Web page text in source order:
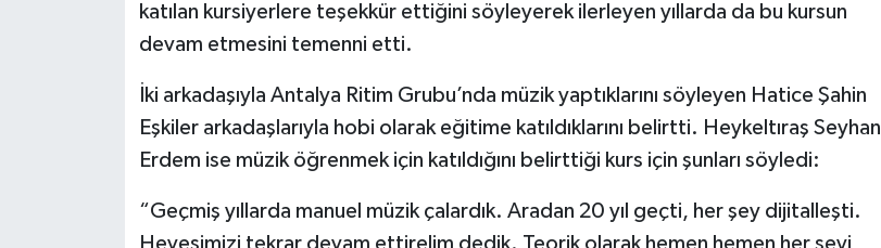
katılan kursiyerlere teşekkür ettiğini söyleyerek ilerleyen yıllarda da bu kursun
devam etmesini temenni etti.
İki arkadaşıyla Antalya Ritim Grubu’nda müzik yaptıklarını söyleyen Hatice Şahin
Eşkiler arkadaşlarıyla hobi olarak eğitime katıldıklarını belirtti. Heykeltıraş Seyhan
Erdem ise müzik öğrenmek için katıldığını belirttiği kurs için şunları söyledi:
“Geçmiş yıllarda manuel müzik çalardık. Aradan 20 yıl geçti, her şey dijitalleşti.
Hevesimizi tekrar devam ettirelim dedik. Teorik olarak hemen hemen her şeyi